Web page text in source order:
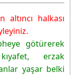
halkası
götürerek
erzak
yaşar belki